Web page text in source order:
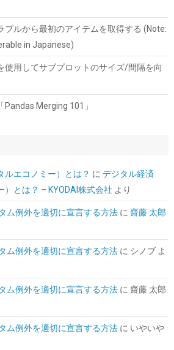
134.59 (2026-08-09 04:05 GMT +09:00 時点 -詳細は
ICチップ 回路基板 LEDアンプに適用
3.60 (2026-08-09 04:05 GMT +09:00 時点 - 詳細は
ブルから最初のアイテムを取得する (Note:
in Japanese)
使用してサブプロットのサイズ/間隔を向
Merging 101」
ルエコノミー）とは？ に デジタル経済
）とは？ – KYODAI株式会社 より
ム例外を適切に宣言する方法に 齋藤 太郎
ム例外を適切に宣言する方法に シノブよ
ム例外を適切に宣言する方法に 齋藤 太郎
ム例外を適切に宣言する方法に いやいや